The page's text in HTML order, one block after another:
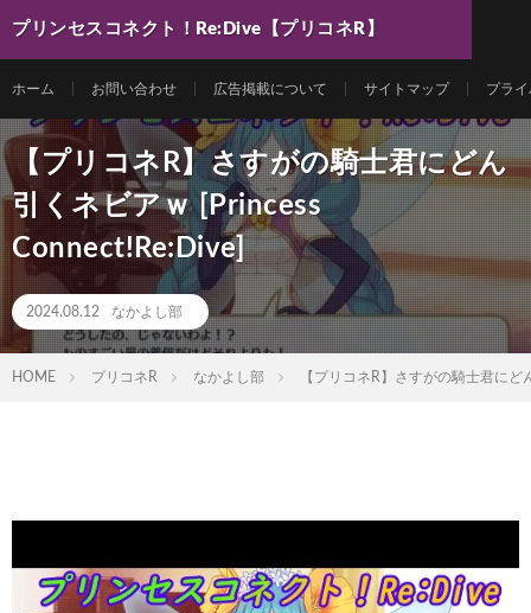
プリンセスコネクト！Re:Dive【プリコネR】
ホーム お問い合わせ 広告掲載について サイトマップ プラ
【プリコネR】さすがの騎士君にどん
引くネビアｗ [Princess
Connect!Re:Dive]
2024.08.12 なかよし部
HOME プリコネR なかよし部 【プリコネR】さすがの騎士君に